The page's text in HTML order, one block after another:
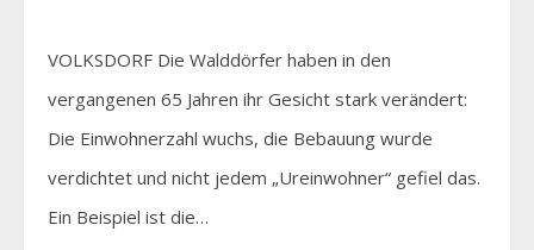
VOLKSDORF Die Walddörfer haben in den
vergangenen 65 Jahren ihr Gesicht stark verändert:
Die Einwohnerzahl wuchs, die Bebauung wurde
verdichtet und nicht jedem „Ureinwohner“ gefiel das.
Ein Beispiel ist die…